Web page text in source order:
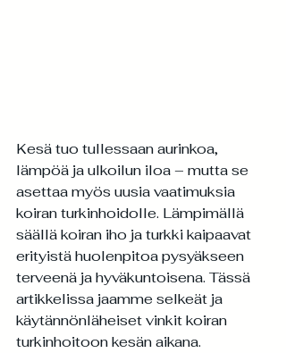
Kesä tuo tullessaan aurinkoa,
lämpöä ja ulkoilun iloa – mutta se
asettaa myös uusia vaatimuksia
koiran turkinhoidolle. Lämpimällä
säällä koiran iho ja turkki kaipaavat
erityistä huolenpitoa pysyäkseen
terveenä ja hyväkuntoisena. Tässä
artikkelissa jaamme selkeät ja
käytännönläheiset vinkit koiran
turkinhoitoon kesän aikana.